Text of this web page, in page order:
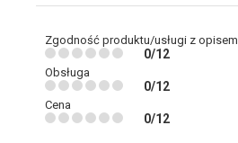
Zgodność produktu/usługi z opisem
0/12
Obsługa
0/12
Cena
0/12